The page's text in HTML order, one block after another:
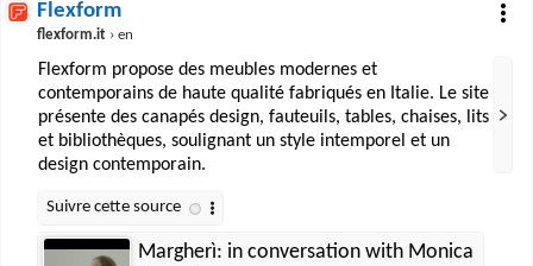
Flexform
flexform.it › en
Flexform propose des meubles modernes et
contemporains de haute qualité fabriqués en Italie. Le site
présente des canapés design, fauteuils, tables, chaises, lits
et bibliothèques, soulignant un style intemporel et un
design contemporain.
Margherì: in conversation with Monica